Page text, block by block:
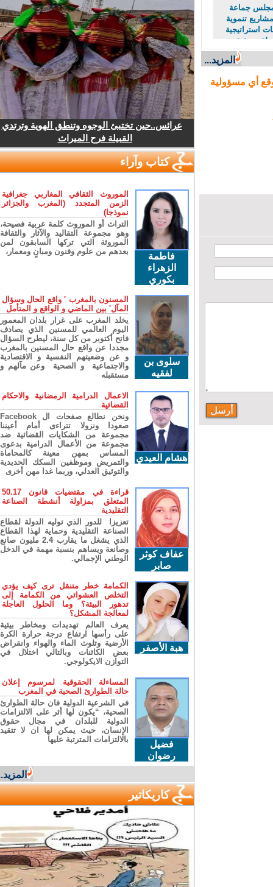
جماعة
تنموية
وتحقيق
المزيد...
أي مسؤولية
عرائس..حين تختبئ الوجوه وتنطق الهوية وترتدي
القبيلة فرح الميراث
كتاب وآراء
فاطمة
الزهراء
بكوري
الموروث الثقافي المغاربي جغرافية
الزمن المتجدد (المغرب والجزائر
نموذجا)
التراث أو الموروث كلمة عربية فصيحة،
وهو مجموعة التقاليد والآثار والثقافة
الموروثة التي تركها السابقون لمن
بعدهم من علوم وفنون ومبانٍ ومعمار،
سلوى بن
لفقيه
المسنون بالمغرب ' واقع الحال وسؤال
المآل' بين الماضي و الواقع و المتأمل
يخلد المغرب على غرار بلدان المعمور
اليوم العالمي للمسنين الذي يصادف
فاتح أكتوبر من كل سنة، ليطرح السؤال
مجددا عن واقع حال المسنين بالمغرب
و عن وضعيتهم النفسية و الاقتصادية
والاجتماعية و الصحية وعن مآلهم و
مستقبله
هشام العيدي
الاعمال الدرامية الرمضانية والاحكام
القضائية
ونحن نطالع صفحات ال Facebook
صعودا ونزولا تتراءى أمام أعيننا
مجموعة من الشكايات القضائية ضد
مجموعة من الأعمال الدرامية بدعوى
المساس بمهن معينة كالمحاماة
والتمريض وموظفين السكك الحديدية
والتوثيق العدلي، وربما غدا مهن أخرى
عفاف كوثر
صابر
قراءة في مقتضيات قانون 50.17
المتعلق بمزاولة أنشطة الصناعة
التقليدية
تعزيزا للدور الذي توليه الدولة لقطاع
الصناعة التقليدية وحماية لهذا القطاع
الذي يشغل ما يقارب 2.4 مليون صانع
وصانعة ويساهم بنسبة مهمة في الدخل
الوطني الإجمالي.
هبة الأصفر
الكمامة خطر متنقل ترى كيف يؤدي
التخلص العشوائي من الكمامة إلى
تدهور البيئة؟ وما الحلول العاجلة
لمعالجة المشكل؟
يعرف العالم تهديدات ومخاطر بيئية
على رأسها ارتفاع درجة حرارة الكرة
الأرضية وتلوث الماء والهواء وانقراض
بعض الكائنات وبالتالي اختلال في
التوازن الايكولوجي.
فضيل
رضوان
المساءلة الحقوقية لمرسوم إعلان
حالة الطوارئ الصحية في المغرب
في الشرعية الدولية فان حالة الطوارئ
الصحية، “يكون لها أثر على الالتزامات
الدولية للبلدان في مجال حقوق
الإنسان، حيث يمكن لها ان لا تتقيد
بالالتزامات المترتبة عليها
المزيد...
كاريكاتير